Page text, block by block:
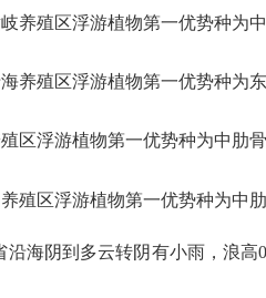
养殖区浮游植物第一优势种为
养殖区浮游植物第一优势种为
区浮游植物第一优势种为中肋
殖区浮游植物第一优势种为中
沿海阴到多云转阴有小雨，浪